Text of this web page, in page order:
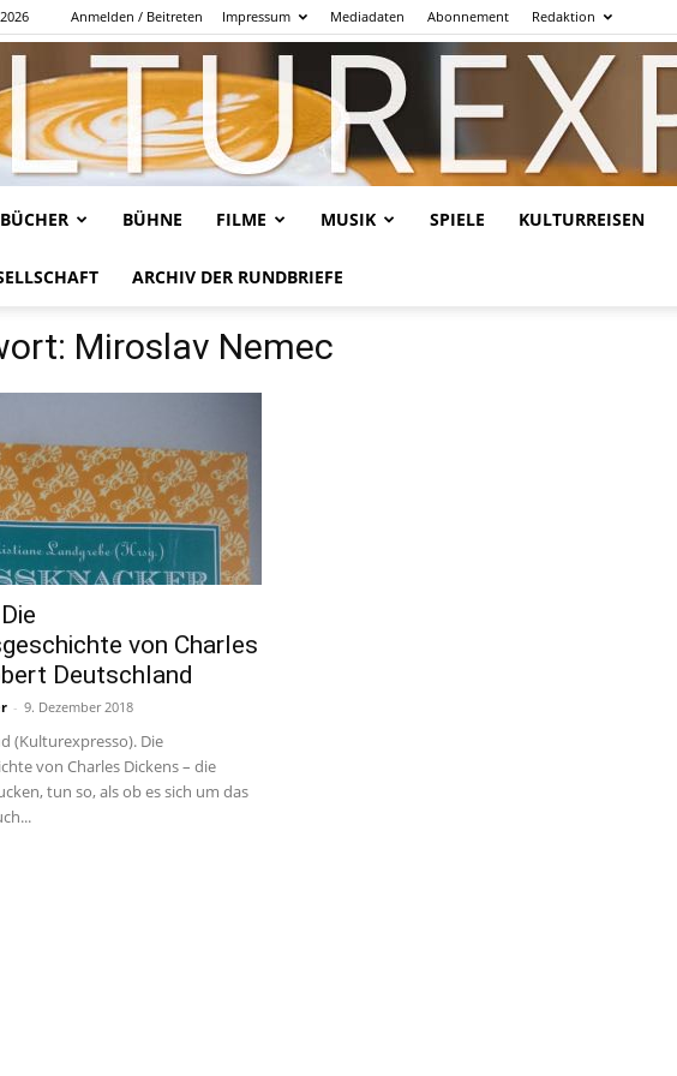
Anmelden / Beitreten Impressum Mediadaten Abonnement Redaktion
BÜCHER BÜHNE FILME MUSIK SPIELE KULTURREISEN
ARCHIV DER RUNDBRIEFE
Miroslav Nemec
von Charles
Deutschland
- 9. Dezember 2018
(Kulturexpresso). Die
von Charles Dickens – die
tun so, als ob es sich um das